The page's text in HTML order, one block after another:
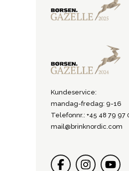
Kundeservice:
mandag-fredag: 9-16
Telefonnr.: +45 48 79 97
mail@brinknordic.com